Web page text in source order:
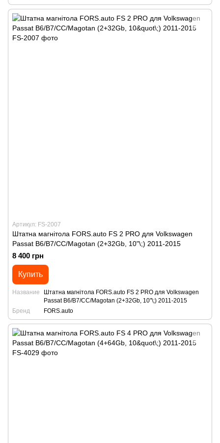
Артикул: FS-2007
Штатна магнітола FORS.auto FS 2 PRO для Volkswagen
Passat B6/B7/CC/Magotan (2+32Gb, 10"\;) 2011-2015
8 400 грн
Купить
Название
Штатна магнітола FORS.auto FS 2 PRO для Volkswagen
Passat B6/B7/CC/Magotan (2+32Gb, 10"\;) 2011-2015
Бренд
FORS.auto